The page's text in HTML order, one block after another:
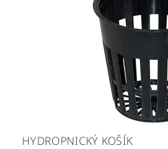
HYDROPNICKÝ KOŠÍK